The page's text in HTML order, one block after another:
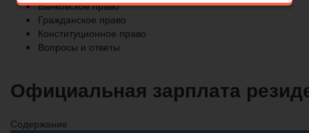
Банковское право
Гражданское право
Конституционное право
Вопросы и ответы
Официальная зарплата
Содержание